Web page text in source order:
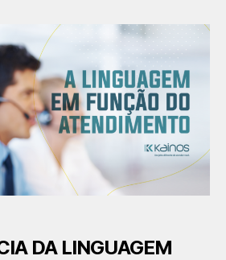
DA LINGUAGEM